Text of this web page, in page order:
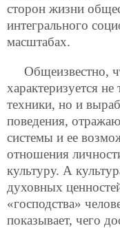
сторон жизни
интегрального
масштабах.
Общеизвестно,
характеризуется
техники, но и
поведения,
системы и ее
отношения
культуру. А
духовных
«господства»
показывает, чего